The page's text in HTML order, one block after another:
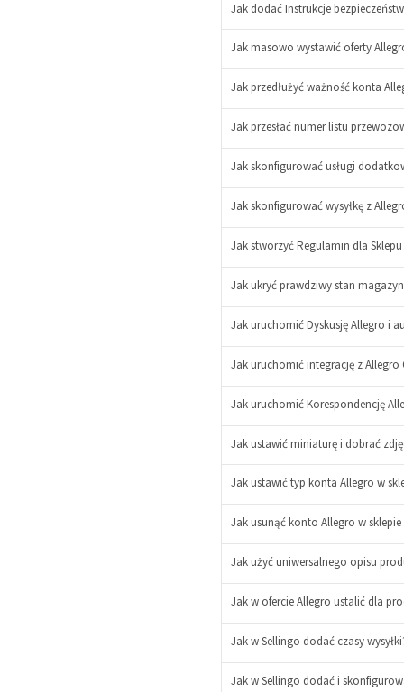
+
+
Jak dodać Instrukcje
+
Jak masowo wystawić oferty
Jak przedłużyć ważność konta
Jak przesłać numer listu
Jak skonfigurować usługi
Jak skonfigurować wysyłkę z
Jak stworzyć Regulamin dla
Jak ukryć prawdziwy stan
Jak uruchomić Dyskusję Allegro i
Jak uruchomić integrację z Allegro
Jak uruchomić Korespondencję
Jak ustawić miniaturę i dobrać
+
Jak ustawić typ konta Allegro w
Jak usunąć konto Allegro w sklepie
Jak użyć uniwersalnego opisu
Jak w ofercie Allegro ustalić dla
Jak w Sellingo dodać czasy
Jak w Sellingo dodać i